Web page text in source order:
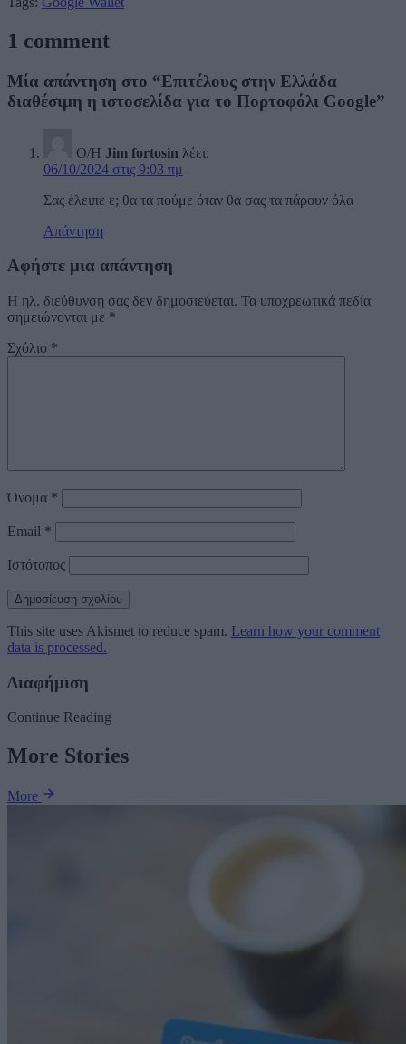
1 comment
Μία απάντηση στο “Επιτέλους στην Ελλάδα
διαθέσιμη η ιστοσελίδα για το Πορτοφόλι Google”
Ο/Η Jim fortosin λέει:
06/10/2024 στις 9:03 πμ
Σας έλειπε ε; θα τα πούμε όταν θα σας τα πάρουν όλα
Απάντηση
Αφήστε μια απάντηση
Η ηλ. διεύθυνση σας δεν δημοσιεύεται. Τα υποχρεωτικά πεδία
σημειώνονται με *
Σχόλιο *
Όνομα *
Email *
Ιστότοπος
This site uses Akismet to reduce spam. Learn how your comment
data is processed.
Διαφήμιση
Continue Reading
More Stories
More